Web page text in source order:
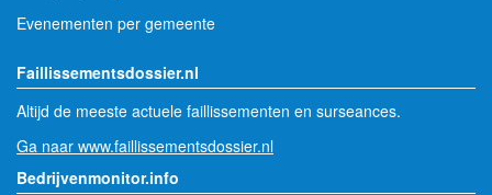
Evenementen per gemeente
Faillissementsdossier.nl
Altijd de meeste actuele faillissementen en surseances.
Ga naar www.faillissementsdossier.nl
Bedrijvenmonitor.info